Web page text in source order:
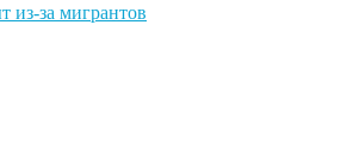
за мигрантов